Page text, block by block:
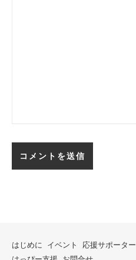
はじめに イベント 応援サポーター